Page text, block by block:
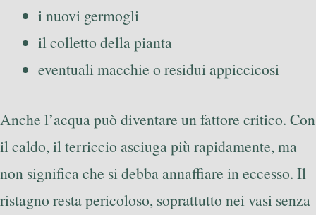
i nuovi germogli
il colletto della pianta
eventuali macchie o residui appiccicosi
Anche l’acqua può diventare un fattore critico. Con
il caldo, il terriccio asciuga più rapidamente, ma
non significa che si debba annaffiare in eccesso. Il
ristagno resta pericoloso, soprattutto nei vasi senza